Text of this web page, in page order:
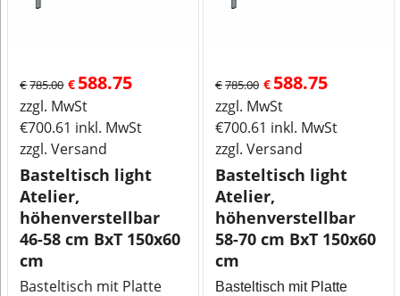
€785.00 € 588.75
zzgl. MwSt
€700.61 inkl. MwSt
zzgl. Versand
Basteltisch light
Atelier,
höhenverstellbar
46-58 cm BxT 150x60
cm
Basteltisch mit Platte
€785.00 € 588.75
zzgl. MwSt
€700.61 inkl. MwSt
zzgl. Versand
Basteltisch light
Atelier,
höhenverstellbar
58-70 cm BxT 150x60
cm
Basteltisch mit Platte